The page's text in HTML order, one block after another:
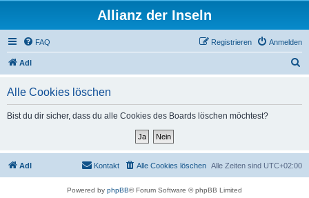
Allianz der Inseln
FAQ Anmelden
Registrieren
AdI
Alle Cookies löschen
Bist du dir sicher, dass du alle Cookies des Boards löschen möchtest?
AdI Alle Zeiten sind UTC+02:00
Alle Cookies löschen
Kontakt
Powered by phpBB® Forum Software © phpBB Limited